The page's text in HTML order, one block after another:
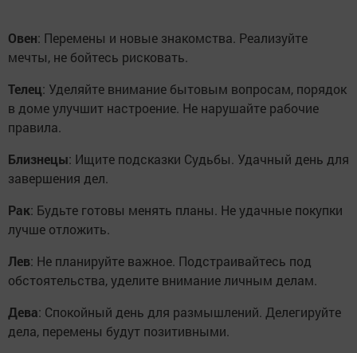
Овен: Перемены и новые знакомства. Реализуйте
мечты, не бойтесь рисковать.
Телец: Уделяйте внимание бытовым вопросам, порядок
в доме улучшит настроение. Не нарушайте рабочие
правила.
Близнецы: Ищите подсказки Судьбы. Удачный день для
завершения дел.
Рак: Будьте готовы менять планы. Не удачные покупки
лучше отложить.
Лев: Не планируйте важное. Подстраивайтесь под
обстоятельства, уделите внимание личным делам.
Дева: Спокойный день для размышлений. Делегируйте
дела, перемены будут позитивными.